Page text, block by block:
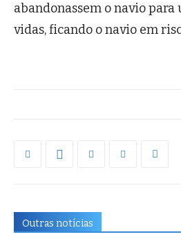
abandonassem o navio para
vidas, ficando o navio em
Outras notícias